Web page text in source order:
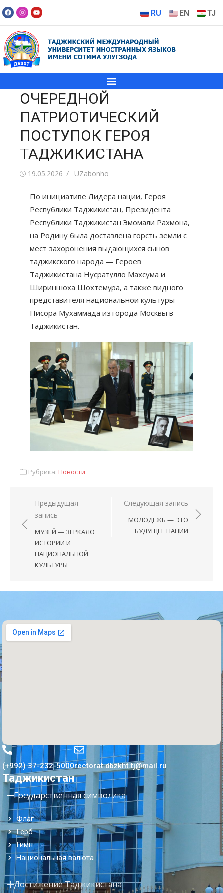
RU EN TJ
ОЧЕРЕДНОЙ
ПАТРИОТИЧЕСКИЙ
ПОСТУПОК ГЕРОЯ
ТАДЖИКИСТАНА
19.05.2026 UZabonho
По инициативе Лидера нации, Героя
Республики Таджикистан, Президента
Республики Таджикистан Эмомали Рахмона,
на Родину была доставлена горсть земли с
мест захоронения выдающихся сынов
таджикского народа — Героев
Таджикистана Нусратулло Махсума и
Шириншоха Шохтемура, а также видного
представителя национальной культуры
Нисора Мухаммада из города Москвы в
Таджикистан.
Рубрика: Новости
Предыдущая
запись
МУЗЕЙ — ЗЕРКАЛО
ИСТОРИИ И
НАЦИОНАЛЬНОЙ
КУЛЬТУРЫ
Следующая запись
МОЛОДЕЖЬ — ЭТО
БУДУЩЕЕ НАЦИИ
(+992) 37-232-5000rectorat.dbzkht.tj@mail.ru
Таджикистан
Государственная символика
Флаг
Герб
Гимн
Национальная валюта
Достижение Таджикистана